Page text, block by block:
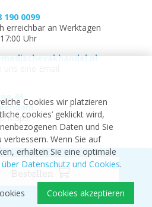
Cookies wir platzieren
cookies’ geklickt wird,
Daten und Sie
Wenn Sie auf
erhalten Sie eine optimale
Datenschutz und Cookies.
Cookies akzeptieren
190 0099
erreichbar an Werktagen
Uhr
43,
Maps.
Fachhandel
Sitemap